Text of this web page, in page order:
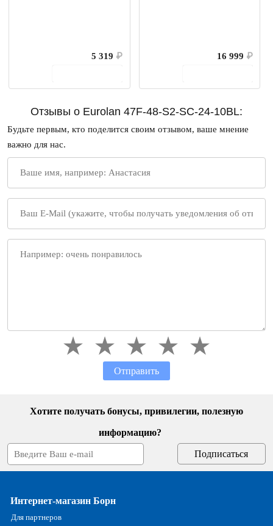
5 319 ₽
16 999 ₽
Отзывы о Eurolan 47F-48-S2-SC-24-10BL:
Будьте первым, кто поделится своим отзывом, ваше мнение
важно для нас.
Отправить
Хотите получать бонусы, привилегии, полезную
информацию?
Интернет-магазин Борн
Для партнеров